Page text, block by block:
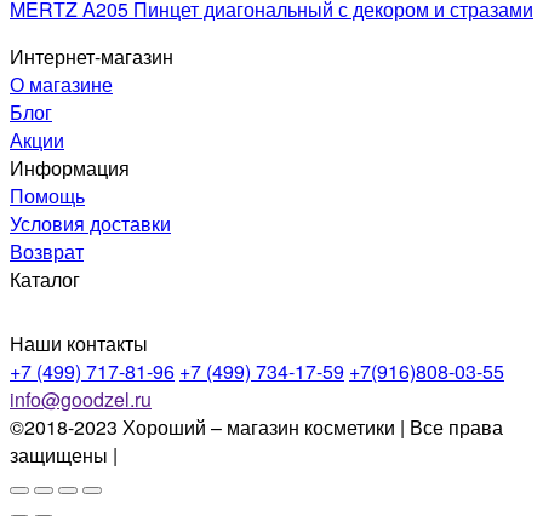
MERTZ A205 Пинцет диагональный с декором и стразами
Интернет-магазин
О магазине
Блог
Акции
Информация
Помощь
Условия доставки
Возврат
Каталог
Наши контакты
+7 (499) 717-81-96 +7 (499) 734-17-59 +7(916)808-03-55
info@goodzel.ru
©2018-2023 Хороший – магазин косметики | Все права
защищены |